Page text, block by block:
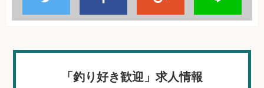
「釣り好き歓迎」求人情報